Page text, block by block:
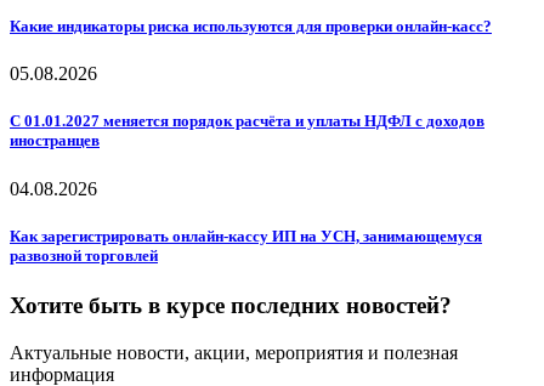
Какие индикаторы риска используются для проверки онлайн-касс?
05.08.2026
С 01.01.2027 меняется порядок расчёта и уплаты НДФЛ с доходов
иностранцев
04.08.2026
Как зарегистрировать онлайн-кассу ИП на УСН, занимающемуся
развозной торговлей
Хотите быть в курсе последних новостей?
Актуальные новости, акции, мероприятия и полезная
информация